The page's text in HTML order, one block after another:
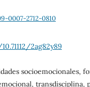
2712-0810
2ag82y89
socioemocionales,
transdisciplina,